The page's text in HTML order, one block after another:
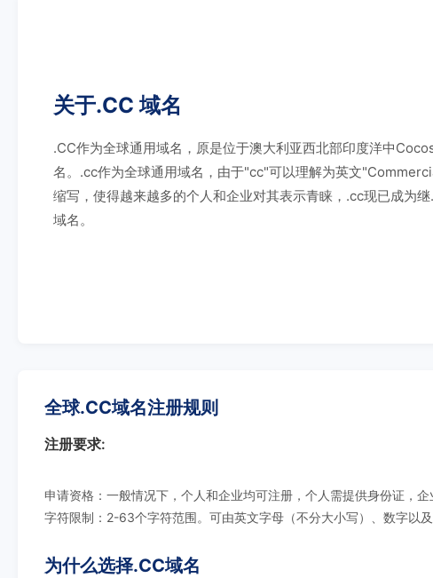
关于.CC 域名
.CC作为全球通用域名，原是位于澳大利亚西北部印度洋中
名。.cc作为全球通用域名，由于"cc"可以理解为英文
缩写，使得越来越多的个人和企业对其表示青睐，.cc现已成为
域名。
全球.CC域名注册规则
注册要求:
申请资格：一般情况下，个人和企业均可注册，个人需提供身份证，
字符限制：2-63个字符范围。可由英文字母（不分大小写）、数字以
为什么选择.CC域名